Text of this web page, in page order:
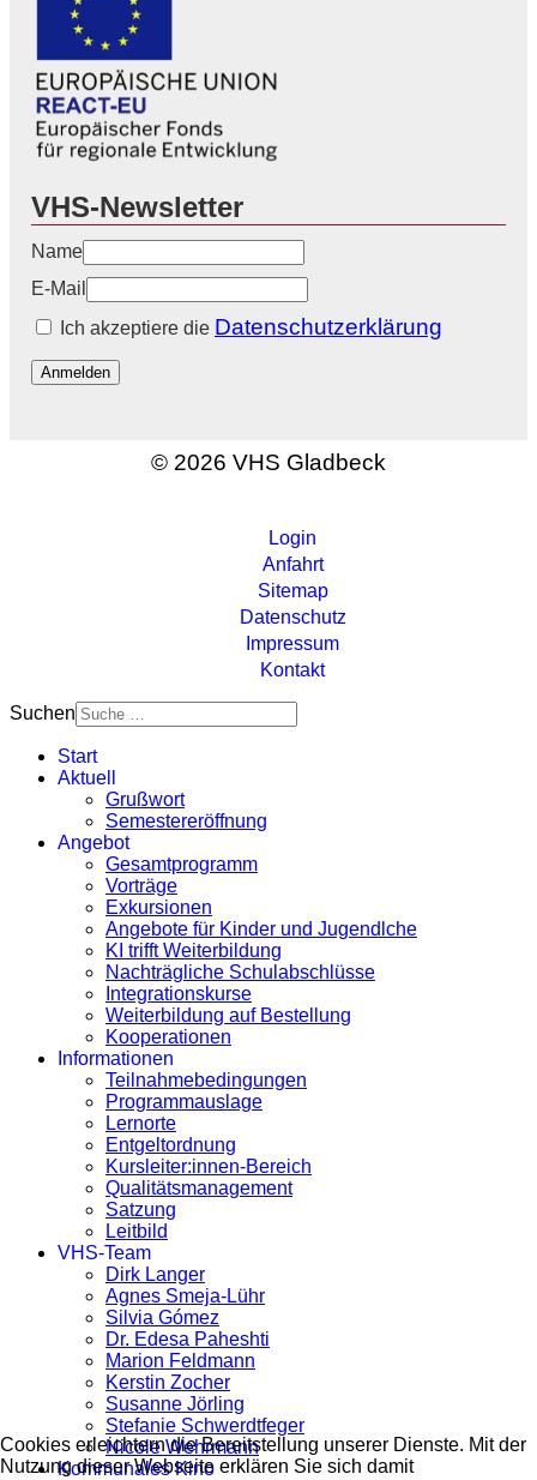
VHS-Newsletter
Name
E-Mail
Ich akzeptiere die Datenschutzerklärung
Anmelden
© 2026 VHS Gladbeck
Login
Anfahrt
Sitemap
Datenschutz
Impressum
Kontakt
Suchen
Start
Aktuell
Grußwort
Semestereröffnung
Angebot
Gesamtprogramm
Vorträge
Exkursionen
Angebote für Kinder und Jugendlche
KI trifft Weiterbildung
Nachträgliche Schulabschlüsse
Integrationskurse
Weiterbildung auf Bestellung
Kooperationen
Informationen
Teilnahmebedingungen
Programmauslage
Lernorte
Entgeltordnung
Kursleiter:innen-Bereich
Qualitätsmanagement
Satzung
Leitbild
VHS-Team
Dirk Langer
Agnes Smeja-Lühr
Silvia Gómez
Dr. Edesa Paheshti
Marion Feldmann
Kerstin Zocher
Susanne Jörling
Stefanie Schwerdtfeger
Nicole Wehrmann
Kommunales Kino
Cookies erleichtern die Bereitstellung unserer Dienste. Mit der
Nutzung dieser Webseite erklären Sie sich damit